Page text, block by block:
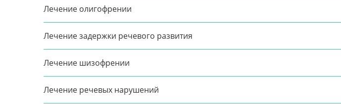
Лечение олигофрении
Лечение задержки речевого развития
Лечение шизофрении
Лечение речевых нарушений